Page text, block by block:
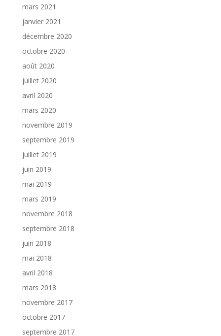
mars 2021
janvier 2021
décembre 2020
octobre 2020
août 2020
juillet 2020
avril 2020
mars 2020
novembre 2019
septembre 2019
juillet 2019
juin 2019
mai 2019
mars 2019
novembre 2018
septembre 2018
juin 2018
mai 2018
avril 2018
mars 2018
novembre 2017
octobre 2017
septembre 2017